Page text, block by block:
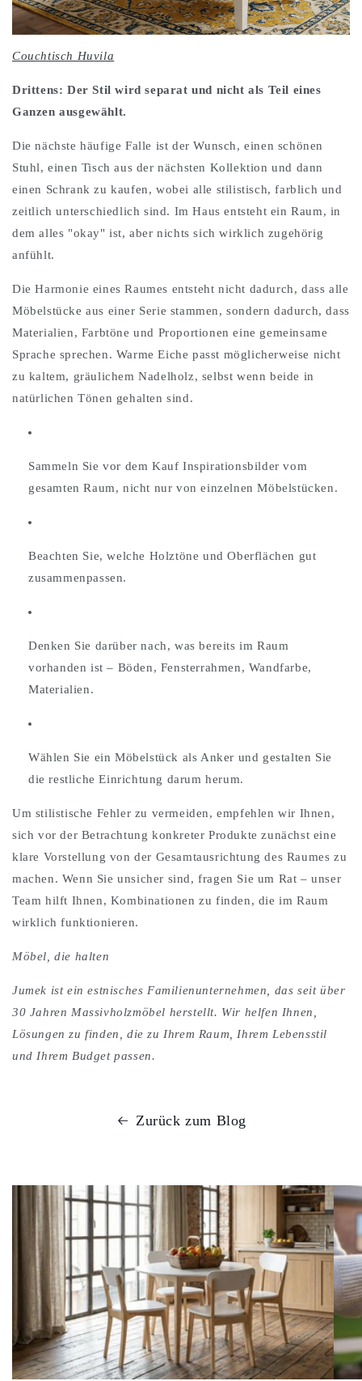
Couchtisch Huvila
Drittens: Der Stil wird separat und nicht als Teil eines
Ganzen ausgewählt.
Die nächste häufige Falle ist der Wunsch, einen schönen
Stuhl, einen Tisch aus der nächsten Kollektion und dann
einen Schrank zu kaufen, wobei alle stilistisch, farblich und
zeitlich unterschiedlich sind. Im Haus entsteht ein Raum, in
dem alles "okay" ist, aber nichts sich wirklich zugehörig
anfühlt.
Die Harmonie eines Raumes entsteht nicht dadurch, dass alle
Möbelstücke aus einer Serie stammen, sondern dadurch, dass
Materialien, Farbtöne und Proportionen eine gemeinsame
Sprache sprechen. Warme Eiche passt möglicherweise nicht
zu kaltem, gräulichem Nadelholz, selbst wenn beide in
natürlichen Tönen gehalten sind.
Sammeln Sie vor dem Kauf Inspirationsbilder vom
gesamten Raum, nicht nur von einzelnen Möbelstücken.
Beachten Sie, welche Holztöne und Oberflächen gut
zusammenpassen.
Denken Sie darüber nach, was bereits im Raum
vorhanden ist – Böden, Fensterrahmen, Wandfarbe,
Materialien.
Wählen Sie ein Möbelstück als Anker und gestalten Sie
die restliche Einrichtung darum herum.
Um stilistische Fehler zu vermeiden, empfehlen wir Ihnen,
sich vor der Betrachtung konkreter Produkte zunächst eine
klare Vorstellung von der Gesamtausrichtung des Raumes zu
machen. Wenn Sie unsicher sind, fragen Sie um Rat – unser
Team hilft Ihnen, Kombinationen zu finden, die im Raum
wirklich funktionieren.
Möbel, die halten
Jumek ist ein estnisches Familienunternehmen, das seit über
30 Jahren Massivholzmöbel herstellt. Wir helfen Ihnen,
Lösungen zu finden, die zu Ihrem Raum, Ihrem Lebensstil
und Ihrem Budget passen.
Zurück zum Blog